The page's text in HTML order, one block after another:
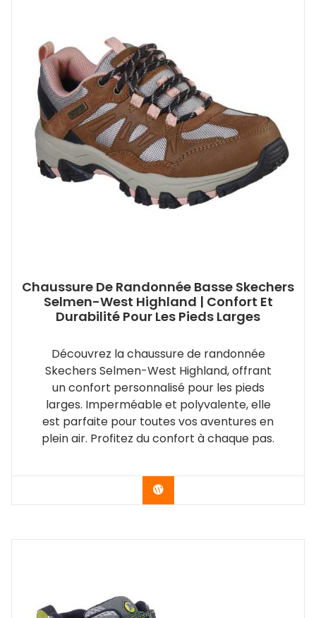
Chaussure De Randonnée Basse Skechers
Selmen-West Highland | Confort Et
Durabilité Pour Les Pieds Larges
Découvrez la chaussure de randonnée
Skechers Selmen-West Highland, offrant
un confort personnalisé pour les pieds
larges. Imperméable et polyvalente, elle
est parfaite pour toutes vos aventures en
plein air. Profitez du confort à chaque pas.
Vérifier le dernier prix